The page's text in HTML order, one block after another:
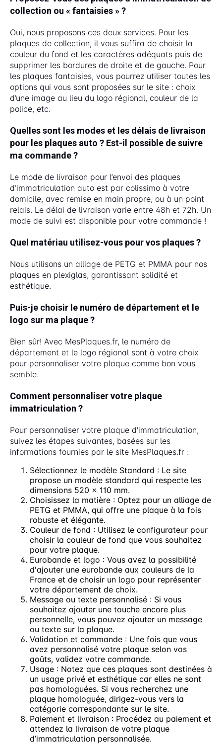
collection ou « fantaisies » ?
Oui, nous proposons ces deux services. Pour les
plaques de collection, il vous suffira de choisir la
couleur du fond et les caractères adéquats puis de
supprimer les bordures de droite et de gauche. Pour
les plaques fantaisies, vous pourrez utiliser toutes les
options qui vous sont proposées sur le site : choix
d’une image au lieu du logo régional, couleur de la
police, etc.
Quelles sont les modes et les délais de livraison
pour les plaques auto ? Est-il possible de suivre
ma commande ?
Le mode de livraison pour l’envoi des plaques
d’immatriculation auto est par colissimo à votre
domicile, avec remise en main propre, ou à un point
relais. Le délai de livraison varie entre 48h et 72h. Un
mode de suivi est disponible pour votre commande !
Quel matériau utilisez-vous pour vos plaques ?
Nous utilisons un alliage de PETG et PMMA pour nos
plaques en plexiglas, garantissant solidité et
esthétique.
Puis-je choisir le numéro de département et le
logo sur ma plaque ?
Bien sûr! Avec MesPlaques.fr, le numéro de
département et le logo régional sont à votre choix
pour personnaliser votre plaque comme bon vous
semble.
Comment personnaliser votre plaque
immatriculation ?
Pour personnaliser votre plaque d'immatriculation,
suivez les étapes suivantes, basées sur les
informations fournies par le site MesPlaques.fr :
Sélectionnez le modèle Standard : Le site
propose un modèle standard qui respecte les
dimensions 520 x 110 mm.
Choisissez la matière : Optez pour un alliage de
PETG et PMMA, qui offre une plaque à la fois
robuste et élégante.
Couleur de fond : Utilisez le configurateur pour
choisir la couleur de fond que vous souhaitez
pour votre plaque.
Eurobande et logo : Vous avez la possibilité
d'ajouter une eurobande aux couleurs de la
France et de choisir un logo pour représenter
votre département de choix.
Message ou texte personnalisé : Si vous
souhaitez ajouter une touche encore plus
personnelle, vous pouvez ajouter un message
ou texte sur la plaque.
Validation et commande : Une fois que vous
avez personnalisé votre plaque selon vos
goûts, validez votre commande.
Usage : Notez que ces plaques sont destinées à
un usage privé et esthétique car elles ne sont
pas homologuées. Si vous recherchez une
plaque homologuée, dirigez-vous vers la
catégorie correspondante sur le site.
Paiement et livraison : Procédez au paiement et
attendez la livraison de votre plaque
d’immatriculation personnalisée.